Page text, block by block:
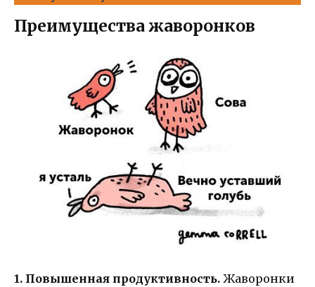
Преимущества жаворонков
1. Повышенная продуктивность. Жаворонки